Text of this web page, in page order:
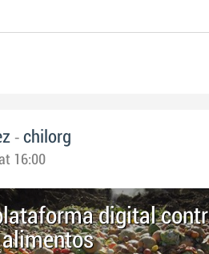
- chilorg
16:00
digital